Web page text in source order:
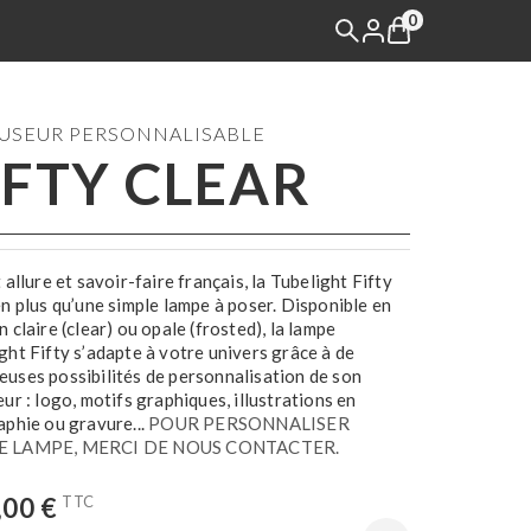
0
PERSONNALISABLE
CLEAR
allure et savoir-faire français, la Tubelight Fifty
plus qu’une simple lampe à poser. Disponible en
claire (clear) ou opale (frosted), la lampe
Fifty s’adapte à votre univers grâce à de
possibilités de personnalisation de son
: logo, motifs graphiques, illustrations en
ou gravure... POUR PERSONNALISER
LAMPE, MERCI DE NOUS CONTACTER.
€ TTC